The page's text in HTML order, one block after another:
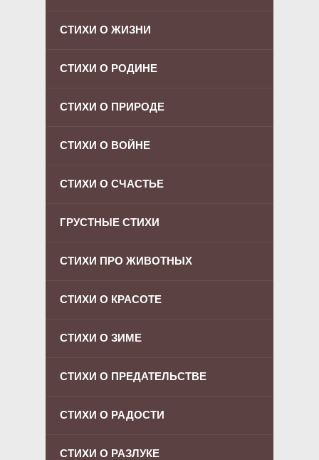
СТИХИ О ЖИЗНИ
СТИХИ О РОДИНЕ
СТИХИ О ПРИРОДЕ
СТИХИ О ВОЙНЕ
СТИХИ О СЧАСТЬЕ
ГРУСТНЫЕ СТИХИ
СТИХИ ПРО ЖИВОТНЫХ
СТИХИ О КРАСОТЕ
СТИХИ О ЗИМЕ
СТИХИ О ПРЕДАТЕЛЬСТВЕ
СТИХИ О РАДОСТИ
СТИХИ О РАЗЛУКЕ